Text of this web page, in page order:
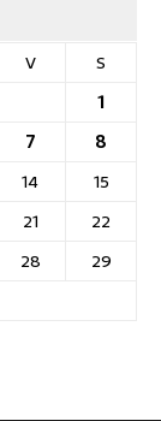
V
S
1
7
8
14
15
21
22
28
29